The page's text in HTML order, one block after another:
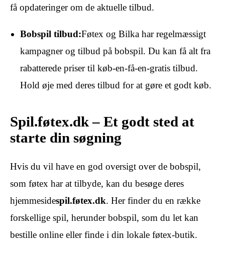
få opdateringer om de aktuelle tilbud.
Bobspil tilbud:Føtex og Bilka har regelmæssigt
kampagner og tilbud på bobspil. Du kan få alt fra
rabatterede priser til køb-en-få-en-gratis tilbud.
Hold øje med deres tilbud for at gøre et godt køb.
Spil.føtex.dk – Et godt sted at
starte din søgning
Hvis du vil have en god oversigt over de bobspil,
som føtex har at tilbyde, kan du besøge deres
hjemmesidespil.føtex.dk. Her finder du en række
forskellige spil, herunder bobspil, som du let kan
bestille online eller finde i din lokale føtex-butik.